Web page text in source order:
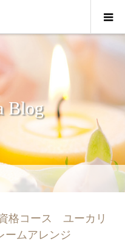
Blog
格コース ユーカリ
ームアレンジ